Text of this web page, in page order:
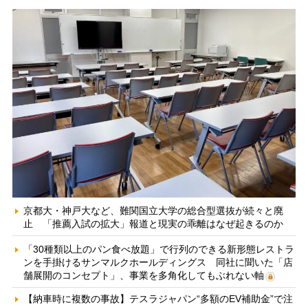
京都大・神戸大など、難関国立大学の総合型選抜が続々と廃
止 「推薦入試の拡大」報道と現実の乖離はなぜ起きるのか
「30種類以上のパン食べ放題」で行列のできる新形態レストラ
ンを手掛けるサンマルクホールディングス 同社に聞いた「店
舗展開のコンセプト」、事業を多角化してもぶれない軸
【納車時に複数の事故】テスラジャパン“多額のEV補助金”で注